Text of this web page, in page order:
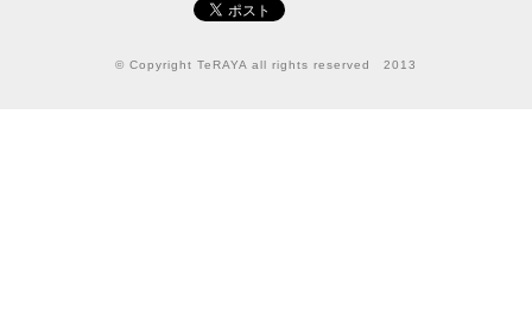
© Copyright TeRAYA all rights reserved 2013